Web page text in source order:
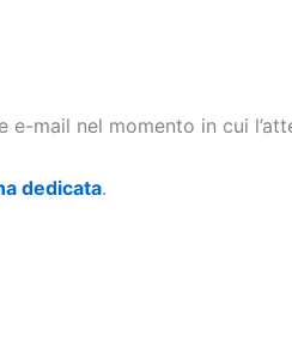
e-mail nel momento in cui
dedicata.